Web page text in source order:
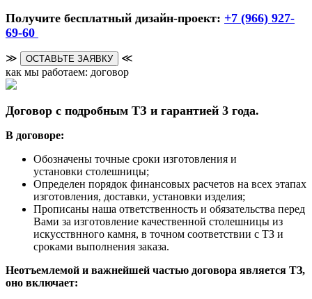
Получите бесплатный дизайн-проект: +7 (966) 927-
69-60
≫ ОСТАВЬТЕ ЗАЯВКУ
≪
как мы работаем: договор
Договор с подробным ТЗ и гарантией 3 года.
В договоре:
Обозначены точные сроки изготовления и
установки столешницы;
Определен порядок финансовых расчетов на всех этапах
изготовления, доставки, установки изделия;
Прописаны наша ответственность и обязательства перед
Вами за изготовление качественной столешницы из
искусствнного камня, в точном соответствии с ТЗ и
сроками выполнения заказа.
Неотъемлемой и важнейшей частью договора является ТЗ,
оно включает: